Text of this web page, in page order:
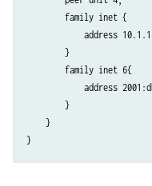
        family inet {
address
        }
        family inet 6{
address
        }
    }